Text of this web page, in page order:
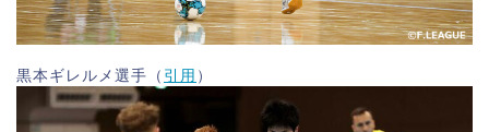
黒本ギレルメ選手（ 引用 ）